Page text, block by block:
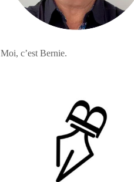
Moi, c’est Bernie.